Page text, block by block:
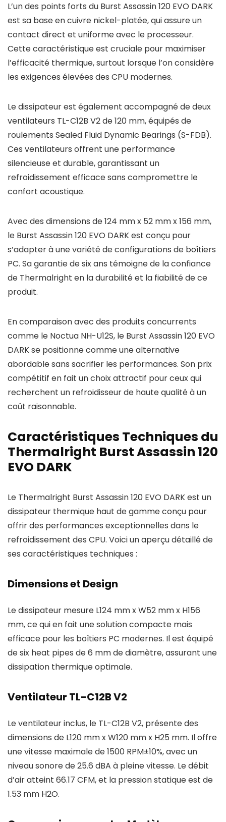
L’un des points forts du Burst Assassin 120 EVO DARK
est sa base en cuivre nickel-platée, qui assure un
contact direct et uniforme avec le processeur.
Cette caractéristique est cruciale pour maximiser
l’efficacité thermique, surtout lorsque l’on considère
les exigences élevées des CPU modernes.
Le dissipateur est également accompagné de deux
ventilateurs TL-C12B V2 de 120 mm, équipés de
roulements Sealed Fluid Dynamic Bearings (S-FDB).
Ces ventilateurs offrent une performance
silencieuse et durable, garantissant un
refroidissement efficace sans compromettre le
confort acoustique.
Avec des dimensions de 124 mm x 52 mm x 156 mm,
le Burst Assassin 120 EVO DARK est conçu pour
s’adapter à une variété de configurations de boîtiers
PC. Sa garantie de six ans témoigne de la confiance
de Thermalright en la durabilité et la fiabilité de ce
produit.
En comparaison avec des produits concurrents
comme le Noctua NH-U12S, le Burst Assassin 120 EVO
DARK se positionne comme une alternative
abordable sans sacrifier les performances. Son prix
compétitif en fait un choix attractif pour ceux qui
recherchent un refroidisseur de haute qualité à un
coût raisonnable.
Caractéristiques Techniques du
Thermalright Burst Assassin 120
EVO DARK
Le Thermalright Burst Assassin 120 EVO DARK est un
dissipateur thermique haut de gamme conçu pour
offrir des performances exceptionnelles dans le
refroidissement des CPU. Voici un aperçu détaillé de
ses caractéristiques techniques :
Dimensions et Design
Le dissipateur mesure L124 mm x W52 mm x H156
mm, ce qui en fait une solution compacte mais
efficace pour les boîtiers PC modernes. Il est équipé
de six heat pipes de 6 mm de diamètre, assurant une
dissipation thermique optimale.
Ventilateur TL-C12B V2
Le ventilateur inclus, le TL-C12B V2, présente des
dimensions de L120 mm x W120 mm x H25 mm. Il offre
une vitesse maximale de 1500 RPM±10%, avec un
niveau sonore de 25.6 dBA à pleine vitesse. Le débit
d’air atteint 66.17 CFM, et la pression statique est de
1.53 mm H2O.